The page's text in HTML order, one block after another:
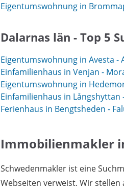
Eigentumswohnung in
Dalarnas län - Top 5
Eigentumswohnung in Avesta -
Einfamilienhaus in Venjan -
Eigentumswohnung in
Einfamilienhaus in Långshyttan
Ferienhaus in Bengtsheden -
Immobilienmakler
Schwedenmakler ist eine
Webseiten verweist. Wir